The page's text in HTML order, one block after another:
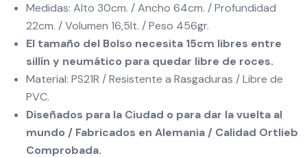
Medidas: Alto 30cm. / Ancho 64cm. / Profundidad
22cm. / Volumen 16,5lt. / Peso 456gr.
El tamaño del Bolso necesita 15cm libres entre
sillín y neumático para quedar libre de roces.
Material: PS21R / Resistente a Rasgaduras / Libre de
PVC.
Diseñados para la Ciudad o para dar la vuelta al
mundo / Fabricados en Alemania / Calidad Ortlieb
Comprobada.